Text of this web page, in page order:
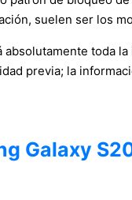
suelen ser los
toda
previa; la
Galaxy